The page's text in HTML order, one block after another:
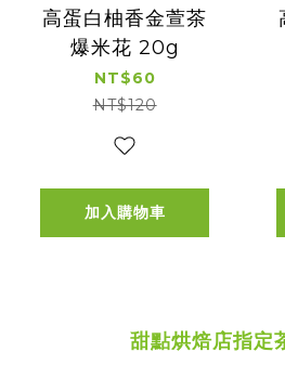
高蛋白柚香金萱茶
爆米花 20g
NT$60
NT$120
加入購物車
甜點烘焙店指定